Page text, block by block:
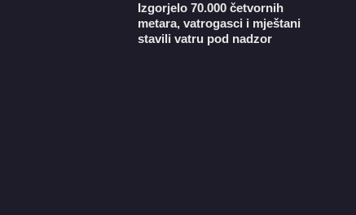
Izgorjelo 70.000 četvornih
metara, vatrogasci i mještani
stavili vatru pod nadzor